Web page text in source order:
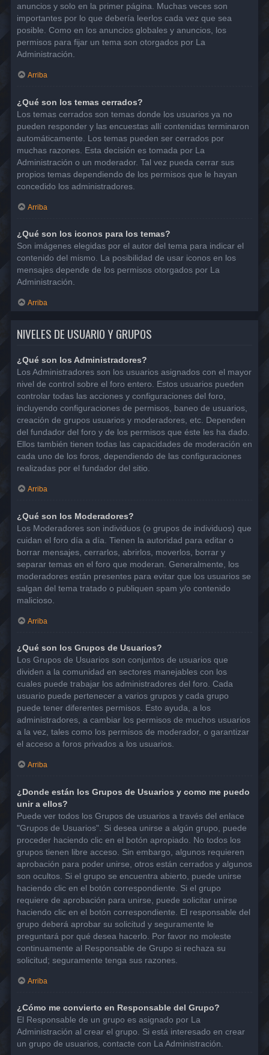
anuncios y solo en la primer página. Muchas veces son
importantes por lo que debería leerlos cada vez que sea
posible. Como en los anuncios globales y anuncios, los
permisos para fijar un tema son otorgados por La
Administración.
Arriba
¿Qué son los temas cerrados?
Los temas cerrados son temas donde los usuarios ya no
pueden responder y las encuestas allí contenidas terminaron
automáticamente. Los temas pueden ser cerrados por
muchas razones. Esta decisión es tomada por La
Administración o un moderador. Tal vez pueda cerrar sus
propios temas dependiendo de los permisos que le hayan
concedido los administradores.
Arriba
¿Qué son los iconos para los temas?
Son imágenes elegidas por el autor del tema para indicar el
contenido del mismo. La posibilidad de usar iconos en los
mensajes depende de los permisos otorgados por La
Administración.
Arriba
NIVELES DE USUARIO Y GRUPOS
¿Qué son los Administradores?
Los Administradores son los usuarios asignados con el mayor
nivel de control sobre el foro entero. Estos usuarios pueden
controlar todas las acciones y configuraciones del foro,
incluyendo configuraciones de permisos, baneo de usuarios,
creación de grupos usuarios y moderadores, etc. Dependen
del fundador del foro y de los permisos que éste les ha dado.
Ellos también tienen todas las capacidades de moderación en
cada uno de los foros, dependiendo de las configuraciones
realizadas por el fundador del sitio.
Arriba
¿Qué son los Moderadores?
Los Moderadores son individuos (o grupos de individuos) que
cuidan el foro día a día. Tienen la autoridad para editar o
borrar mensajes, cerrarlos, abrirlos, moverlos, borrar y
separar temas en el foro que moderan. Generalmente, los
moderadores están presentes para evitar que los usuarios se
salgan del tema tratado o publiquen spam y/o contenido
malicioso.
Arriba
¿Qué son los Grupos de Usuarios?
Los Grupos de Usuarios son conjuntos de usuarios que
dividen a la comunidad en sectores manejables con los
cuales puede trabajar los administradores del foro. Cada
usuario puede pertenecer a varios grupos y cada grupo
puede tener diferentes permisos. Esto ayuda, a los
administradores, a cambiar los permisos de muchos usuarios
a la vez, tales como los permisos de moderador, o garantizar
el acceso a foros privados a los usuarios.
Arriba
¿Donde están los Grupos de Usuarios y como me puedo
unir a ellos?
Puede ver todos los Grupos de usuarios a través del enlace
"Grupos de Usuarios". Si desea unirse a algún grupo, puede
proceder haciendo clic en el botón apropiado. No todos los
grupos tienen libre acceso. Sin embargo, algunos requieren
aprobación para poder unirse, otros están cerrados y algunos
son ocultos. Si el grupo se encuentra abierto, puede unirse
haciendo clic en el botón correspondiente. Si el grupo
requiere de aprobación para unirse, puede solicitar unirse
haciendo clic en el botón correspondiente. El responsable del
grupo deberá aprobar su solicitud y seguramente le
preguntará por qué desea hacerlo. Por favor no moleste
continuamente al Responsable de Grupo si rechaza su
solicitud; seguramente tenga sus razones.
Arriba
¿Cómo me convierto en Responsable del Grupo?
El Responsable de un grupo es asignado por La
Administración al crear el grupo. Si está interesado en crear
un grupo de usuarios, contacte con La Administración.